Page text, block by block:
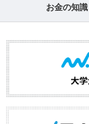
お金の知識